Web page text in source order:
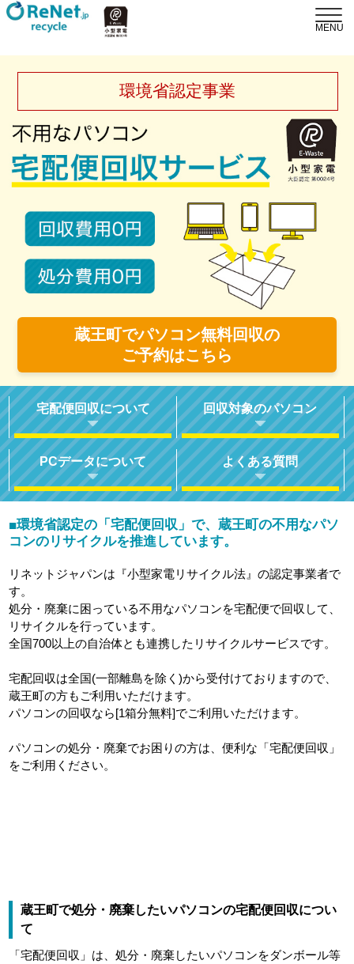
環境省認定事業
蔵王町でパソコン無料回収の
ご予約はこちら
宅配便回収について 回収対象のパソコン
PCデータについて よくある質問
■環境省認定の「宅配便回収」で、蔵王町の不用なパソ
コンのリサイクルを推進しています。
リネットジャパンは『小型家電リサイクル法』の認定事業者で
す。
処分・廃棄に困っている不用なパソコンを宅配便で回収して、
リサイクルを行っています。
全国700以上の自治体とも連携したリサイクルサービスです。
宅配回収は全国(一部離島を除く)から受付けておりますので、
蔵王町の方もご利用いただけます。
パソコンの回収なら[1箱分無料]でご利用いただけます。
パソコンの処分・廃棄でお困りの方は、便利な「宅配便回収」
をご利用ください。
蔵王町で処分・廃棄したいパソコンの宅配便回収につい
て
「宅配便回収」は、処分・廃棄したいパソコンをダンボール等